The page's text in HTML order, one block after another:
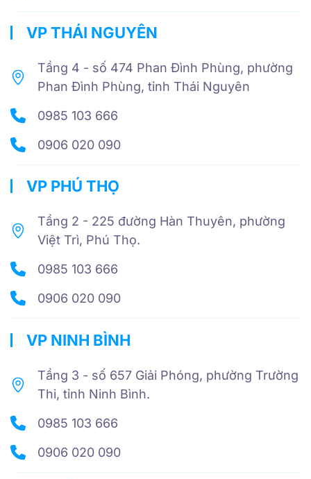
VP THÁI NGUYÊN
Tầng 4 - số 474 Phan Đình Phùng, phường
Phan Đình Phùng, tỉnh Thái Nguyên
0985 103 666
0906 020 090
VP PHÚ THỌ
Tầng 2 - 225 đường Hàn Thuyên, phường
Việt Trì, Phú Thọ.
0985 103 666
0906 020 090
VP NINH BÌNH
Tầng 3 - số 657 Giải Phóng, phường Trường
Thi, tỉnh Ninh Bình.
0985 103 666
0906 020 090